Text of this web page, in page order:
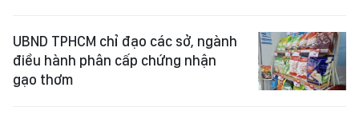
UBND TPHCM chỉ đạo các sở, ngành
điều hành phân cấp chứng nhận
gạo thơm